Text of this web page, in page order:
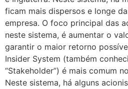
ficam mais dispersos e longe
empresa. O foco principal das
neste sistema, é aumentar o
garantir o maior retorno
Insider System (também
“Stakeholder”) é mais comum
Neste sistema, há alguns